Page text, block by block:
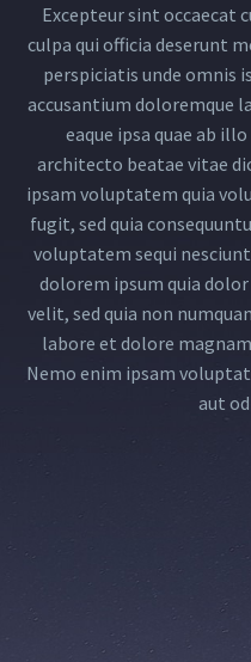
Excepteur sint occaecat
culpa qui officia deserunt
perspiciatis unde omnis
accusantium doloremque
eaque ipsa quae ab
architecto beatae vitae
ipsam voluptatem quia
fugit, sed quia
voluptatem sequi
dolorem ipsum quia
velit, sed quia non
labore et dolore
Nemo enim ipsam
aut